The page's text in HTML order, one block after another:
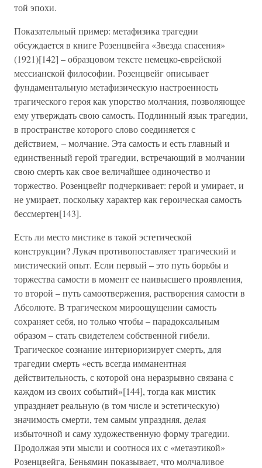
той эпохи.
Показательный пример: метафизика трагедии
обсуждается в книге Розенцвейга «Звезда спасения»
(1921)[142] – образцовом тексте немецко-еврейской
мессианской философии. Розенцвейг описывает
фундаментальную метафизическую настроенность
трагического героя как упорство молчания, позволяющее
ему утверждать свою самость. Подлинный язык трагедии,
в пространстве которого слово соединяется с
действием, – молчание. Эта самость и есть главный и
единственный герой трагедии, встречающий в молчании
свою смерть как свое величайшее одиночество и
торжество. Розенцвейг подчеркивает: герой и умирает, и
не умирает, поскольку характер как героическая самость
бессмертен[143].
Есть ли место мистике в такой эстетической
конструкции? Лукач противопоставляет трагический и
мистический опыт. Если первый – это путь борьбы и
торжества самости в момент ее наивысшего проявления,
то второй – путь самоотвержения, растворения самости в
Абсолюте. В трагическом мироощущении самость
сохраняет себя, но только чтобы – парадоксальным
образом – стать свидетелем собственной гибели.
Трагическое сознание интериоризирует смерть, для
трагедии смерть «есть всегда имманентная
действительность, с которой она неразрывно связана с
каждом из своих событий»[144], тогда как мистик
упраздняет реальную (в том числе и эстетическую)
значимость смерти, тем самым упраздняя, делая
избыточной и саму художественную форму трагедии.
Продолжая эти мысли и соотнося их с «метаэтикой»
Розенцвейга, Беньямин показывает, что молчаливое